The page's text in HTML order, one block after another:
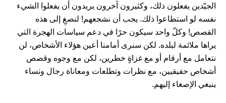
الجيّدين يفعلون ذلك، وكثيرون آخرون يريدون أن يفعلوا الشيء
نفسه لو استطاعوا ذلك. يجب أن نشجعهم! لنصغِ إلى هذه
القصص! وكلّ واحد سيكون حرًا في دعم سياسات الهجرة التي
يراها ملائمة لبلده. لكن سنرى أمامنا أعين هؤلاء الأشخاص، لن
نتعامل مع أرقام أو مع غزاةٍ خطرين، لكن مع وجوه وقصص
أشخاص حقيقيين، مع نظرات وتطلعات ومعاناة رجال ونساء
ينبغي الإصغاء إليهم.